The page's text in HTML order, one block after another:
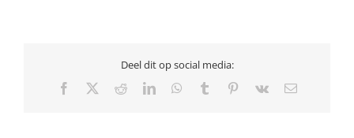
Deel dit op social media:
Facebook RedditLinkedInWhatsApp
Tumblr Pinterest
Vk
E-